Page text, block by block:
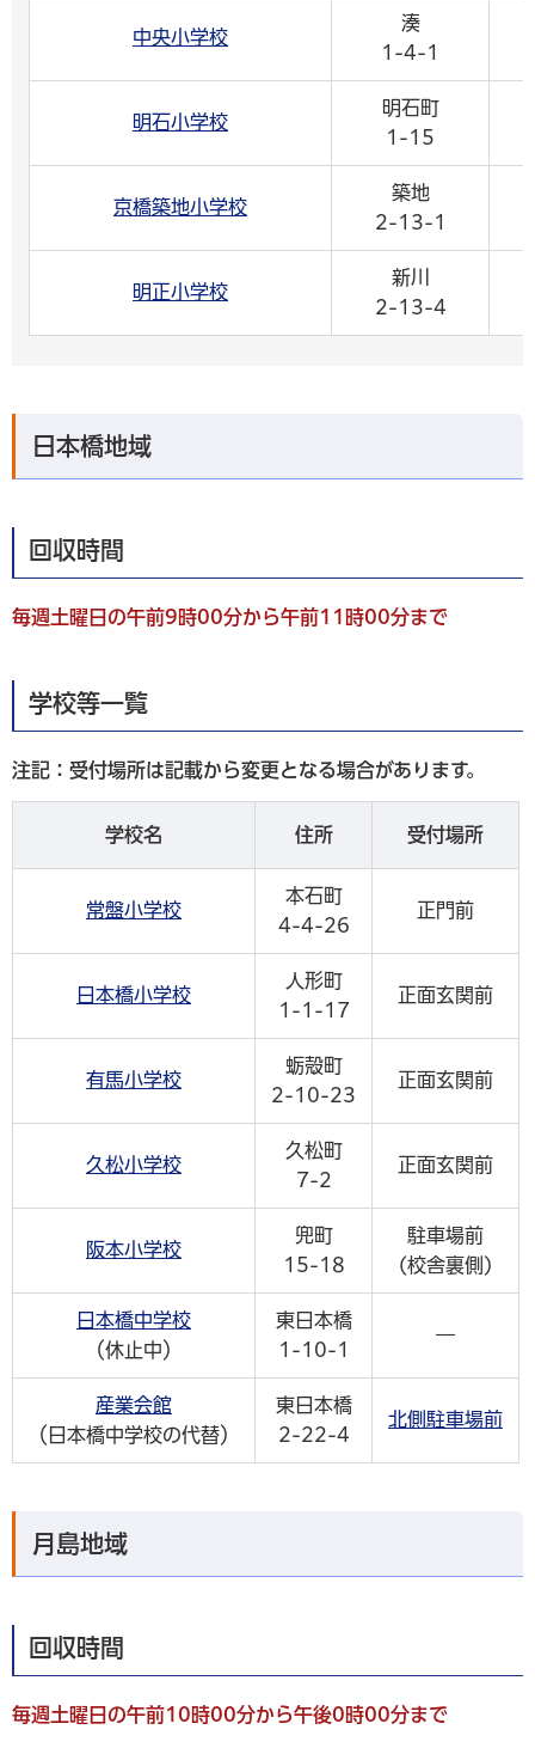
中央小学校
湊
1-4-1
明石小学校
明石町
1-15
京橋築地小学校
築地
2-13-1
明正小学校
新川
2-13-4
日本橋地域
回収時間
毎週土曜日の午前9時00分から午前11時00分まで
学校等一覧
注記：受付場所は記載から変更となる場合があります。
学校名 住所 受付場所
常盤小学校
本石町
4-4-26
正門前
日本橋小学校
人形町
1-1-17
正面玄関前
有馬小学校
蛎殻町
2-10-23
正面玄関前
久松小学校
久松町
7-2
正面玄関前
阪本小学校
兜町
15-18
駐車場前
(校舎裏側)
日本橋中学校
（休止中）
東日本橋
1-10-1
―
産業会館
（日本橋中学校の代替）
東日本橋
2-22-4
北側駐車場前
月島地域
回収時間
毎週土曜日の午前10時00分から午後0時00分まで